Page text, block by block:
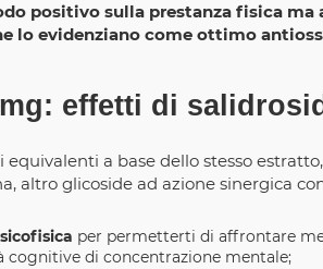
positivo sulla prestanza fisica ma
lo evidenziano come ottimo
effetti di
a base dello stesso
altro glicoside ad azione sinergica
per permetterti di affrontare
cognitive di concentrazione mentale;